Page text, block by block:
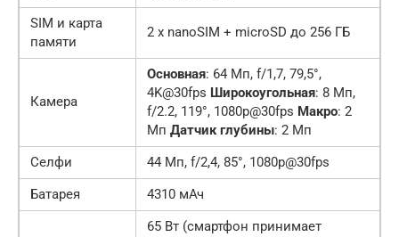
SIM и карта
памяти
2 x nanoSIM + microSD до 256 ГБ
Камера
Основная: 64 Мп, f/1,7, 79,5°,
4K@30fps Широкоугольная: 8 Мп,
f/2.2, 119°, 1080p@30fps Макро: 2
Мп Датчик глубины: 2 Мп
Селфи
44 Мп, f/2,4, 85°, 1080p@30fps
Батарея
4310 мАч
65 Вт (смартфон принимает